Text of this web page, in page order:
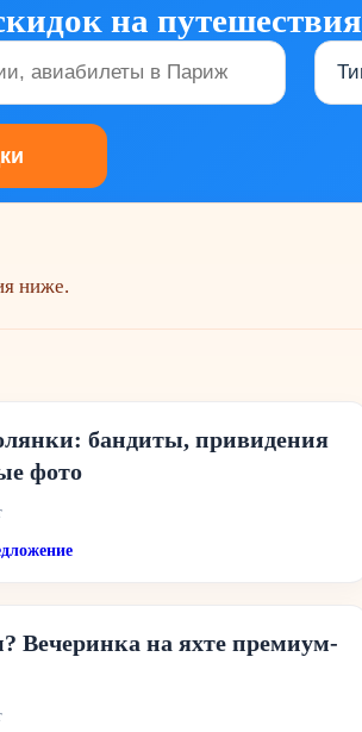
на путешествия
ниже.
бандиты, привидения
фото
Вечеринка на яхте премиум-